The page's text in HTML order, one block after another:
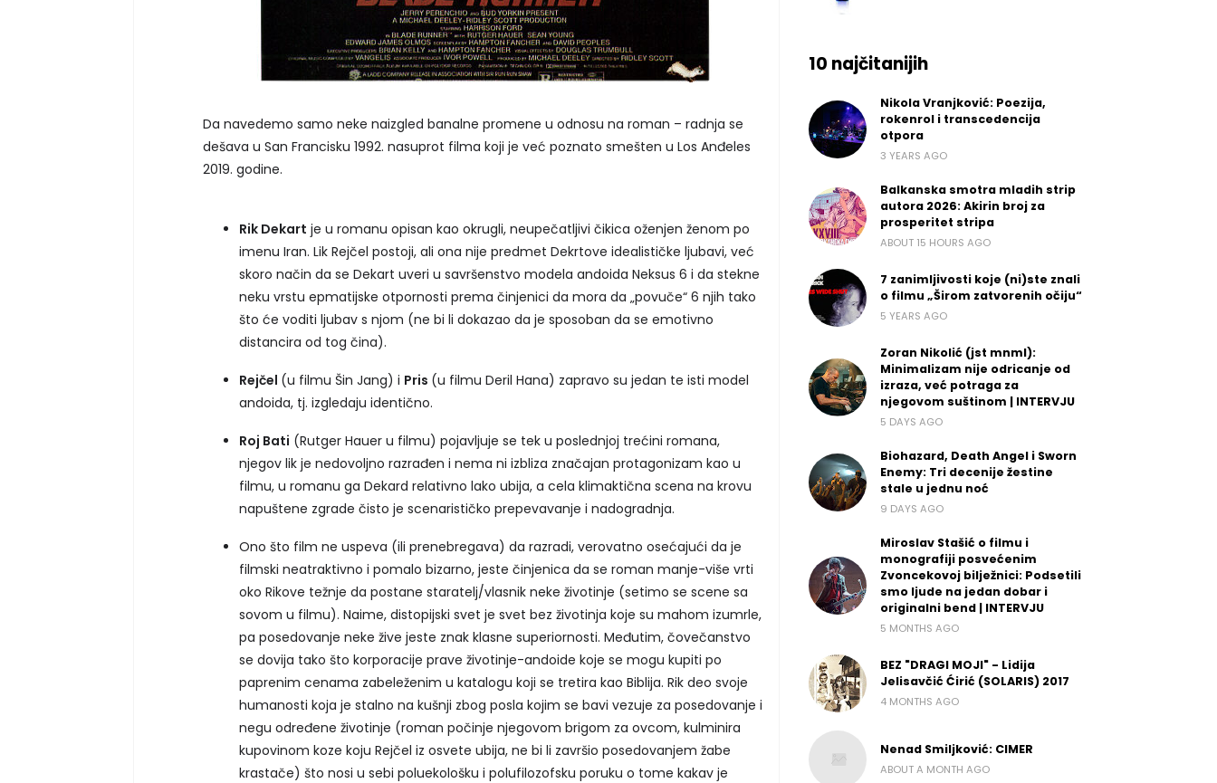
Da navedemo samo neke naizgled banalne promene u odnosu na roman – radnja se
dešava u San Francisku 1992. nasuprot filma koji je već poznato smešten u Los Anđeles
2019. godine.
Rik Dekart je u romanu opisan kao okrugli, neupečatljivi čikica oženjen ženom po
imenu Iran. Lik Rejčel postoji, ali ona nije predmet Dekrtove idealističke ljubavi, već
skoro način da se Dekart uveri u savršenstvo modela andoida Neksus 6 i da stekne
neku vrstu epmatijske otpornosti prema činjenici da mora da „povuče“ 6 njih tako
što će voditi ljubav s njom (ne bi li dokazao da je sposoban da se emotivno
distancira od tog čina).
Rejčel (u filmu Šin Jang) i Pris (u filmu Deril Hana) zapravo su jedan te isti model
andoida, tj. izgledaju identično.
Roj Bati (Rutger Hauer u filmu) pojavljuje se tek u poslednjoj trećini romana,
njegov lik je nedovoljno razrađen i nema ni izbliza značajan protagonizam kao u
filmu, u romanu ga Dekard relativno lako ubija, a cela klimaktična scena na krovu
napuštene zgrade čisto je scenarističko prepevavanje i nadogradnja.
Ono što film ne uspeva (ili prenebregava) da razradi, verovatno osećajući da je
filmski neatraktivno i pomalo bizarno, jeste činjenica da se roman manje-više vrti
oko Rikove težnje da postane staratelj/vlasnik neke životinje (setimo se scene sa
sovom u filmu). Naime, distopijski svet je svet bez životinja koje su mahom izumrle,
pa posedovanje neke žive jeste znak klasne superiornosti. Međutim, čovečanstvo
se dovija tako što korporacije prave životinje-andoide koje se mogu kupiti po
paprenim cenama zabeleženim u katalogu koji se tretira kao Biblija. Rik deo svoje
humanosti koja je stalno na kušnji zbog posla kojim se bavi vezuje za posedovanje i
negu određene životinje (roman počinje njegovom brigom za ovcom, kulminira
kupovinom koze koju Rejčel iz osvete ubija, ne bi li završio posedovanjem žabe
krastače) što nosi u sebi poluekološku i polufilozofsku poruku o tome kakav je
10 najčitanijih
Nikola Vranjković: Poezija,
rokenrol i transcedencija
otpora
3 YEARS AGO
Balkanska smotra mladih strip
autora 2026: Akirin broj za
prosperitet stripa
ABOUT 15 HOURS AGO
7 zanimljivosti koje (ni)ste znali
o filmu „Širom zatvorenih očiju“
5 YEARS AGO
Zoran Nikolić (jst mnml):
Minimalizam nije odricanje od
izraza, već potraga za
njegovom suštinom | INTERVJU
5 DAYS AGO
Biohazard, Death Angel i Sworn
Enemy: Tri decenije žestine
stale u jednu noć
9 DAYS AGO
Miroslav Stašić o filmu i
monografiji posvećenim
Zvoncekovoj bilježnici: Podsetili
smo ljude na jedan dobar i
originalni bend | INTERVJU
5 MONTHS AGO
BEZ "DRAGI MOJI" - Lidija
Jelisavčić Ćirić (SOLARIS) 2017
4 MONTHS AGO
Nenad Smiljković: CIMER
ABOUT A MONTH AGO